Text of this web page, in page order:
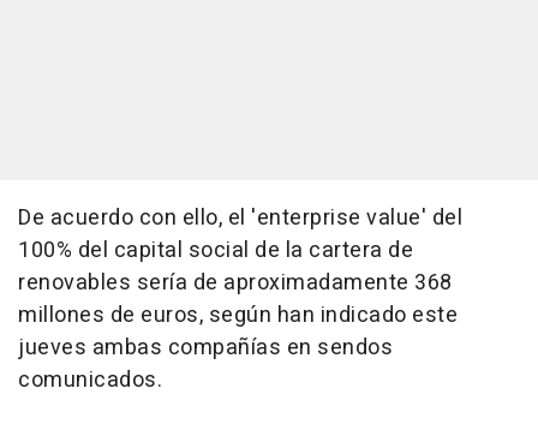
De acuerdo con ello, el 'enterprise value' del
100% del capital social de la cartera de
renovables sería de aproximadamente 368
millones de euros, según han indicado este
jueves ambas compañías en sendos
comunicados.